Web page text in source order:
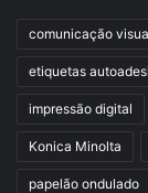
comunicação
etiquetas
impressão digital
Konica Minolta
papelão ondulado